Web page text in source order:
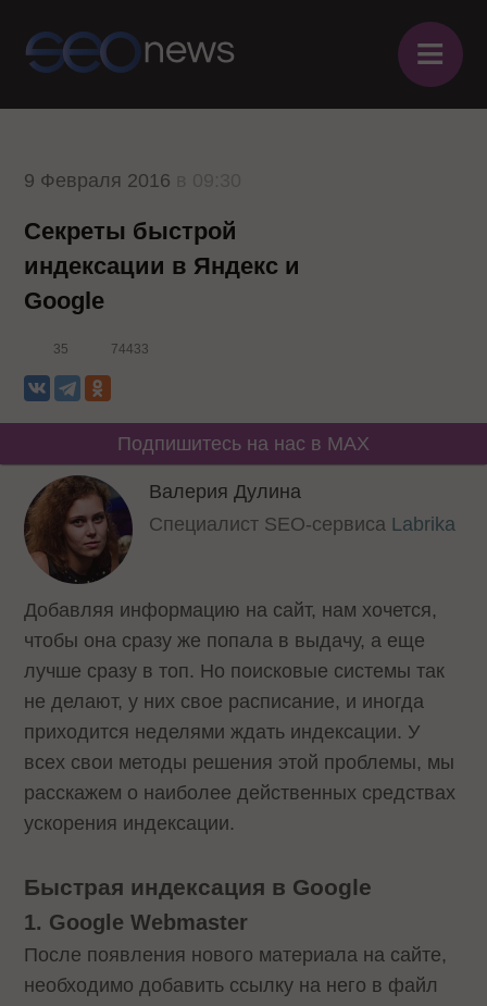
≡
9 Февраля 2016
Секреты быстрой
индексации в Яндекс и
Google
35 74433
Подпишитесь на нас в MAX
Валерия Дулина
Специалист SEO-сервиса Labrika
Добавляя информацию на сайт, нам хочется,
чтобы она сразу же попала в выдачу, а еще
лучше сразу в топ. Но поисковые системы так
не делают, у них свое расписание, и иногда
приходится неделями ждать индексации. У
всех свои методы решения этой проблемы, мы
расскажем о наиболее действенных средствах
ускорения индексации.
Быстрая индексация в Google
1. Google Webmaster
После появления нового материала на сайте,
необходимо добавить ссылку на него в файл